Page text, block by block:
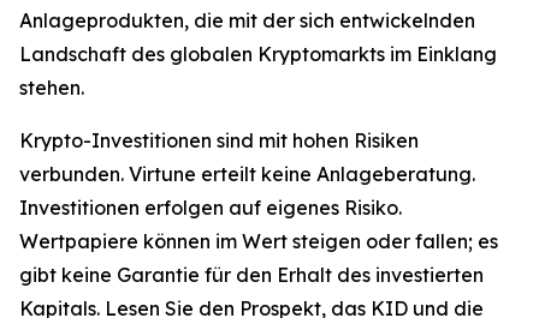
Anlageprodukten, die mit der sich entwickelnden
Landschaft des globalen Kryptomarkts im Einklang
stehen.
Krypto-Investitionen sind mit hohen Risiken
verbunden. Virtune erteilt keine Anlageberatung.
Investitionen erfolgen auf eigenes Risiko.
Wertpapiere können im Wert steigen oder fallen; es
gibt keine Garantie für den Erhalt des investierten
Kapitals. Lesen Sie den Prospekt, das KID und die